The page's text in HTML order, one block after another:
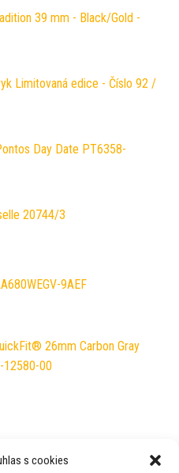
s cookies
39 mm - Black/Gold -
Limitovaná edice - Číslo 92 /
Day Date PT6358-
20744/3
9AEF
26mm Carbon Gray
12580-00